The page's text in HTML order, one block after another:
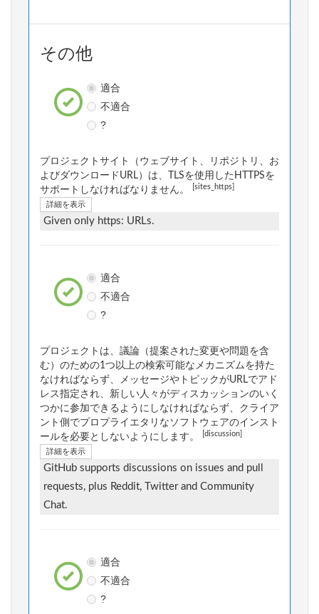
その他
適合
不適合
?
プロジェクトサイト（ウェブサイト、リポジトリ、お
よびダウンロードURL）は、TLSを使用したHTTPSを
サポートしなければなりません。
[sites_https]
詳細を表示
Given only https: URLs.
適合
不適合
?
プロジェクトは、議論（提案された変更や問題を含
む）のための1つ以上の検索可能なメカニズムを持た
なければならず、メッセージやトピックがURLでアド
レス指定され、新しい人々がディスカッションのいく
つかに参加できるようにしなければならず、クライア
ント側でプロプライエタリなソフトウェアのインスト
ールを必要としないようにします。
[discussion]
詳細を表示
GitHub supports discussions on issues and pull
requests, plus Reddit, Twitter and Community
Chat.
適合
不適合
?